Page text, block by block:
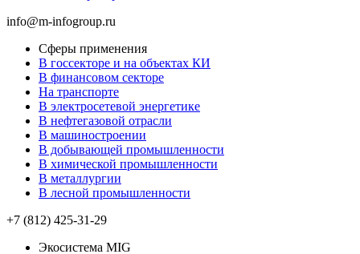
info@m-infogroup.ru
Сферы применения
В госсекторе и на объектах КИ
В финансовом секторе
На транспорте
В электросетевой энергетике
В нефтегазовой отрасли
В машиностроении
В добывающей промышленности
В химической промышленности
В металлургии
В лесной промышленности
+7 (812) 425-31-29
Экосистема MIG